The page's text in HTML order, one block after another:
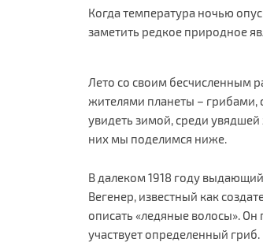
Когда температура ночью
заметить редкое природное
Лето со своим бесчисленным
жителями планеты – грибами,
увидеть зимой, среди
них мы поделимся ниже.
В далеком 1918 году
Вегенер, известный как
описать «ледяные волосы».
участвует определенный гриб.